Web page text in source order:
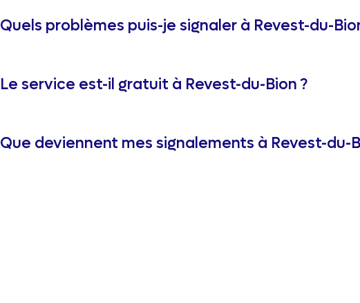
Quels problèmes puis-je signaler à Revest-du-
Le service est-il gratuit à Revest-du-Bion ?
Que deviennent mes signalements à Revest-du-